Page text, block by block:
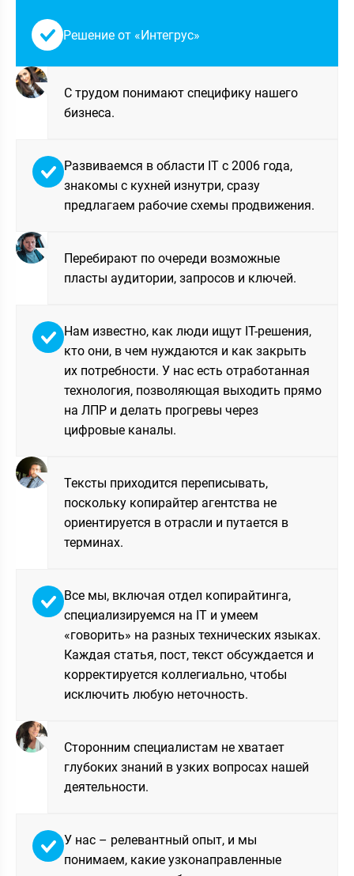
Решение от «Интегрус»
С трудом понимают специфику нашего
бизнеса.
Развиваемся в области IT с 2006 года,
знакомы с кухней изнутри, сразу
предлагаем рабочие схемы продвижения.
Перебирают по очереди возможные
пласты аудитории, запросов и ключей.
Нам известно, как люди ищут IT-решения,
кто они, в чем нуждаются и как закрыть
их потребности. У нас есть отработанная
технология, позволяющая выходить прямо
на ЛПР и делать прогревы через
цифровые каналы.
Тексты приходится переписывать,
поскольку копирайтер агентства не
ориентируется в отрасли и путается в
терминах.
Все мы, включая отдел копирайтинга,
специализируемся на IT и умеем
«говорить» на разных технических языках.
Каждая статья, пост, текст обсуждается и
корректируется коллегиально, чтобы
исключить любую неточность.
Сторонним специалистам не хватает
глубоких знаний в узких вопросах нашей
деятельности.
У нас – релевантный опыт, и мы
понимаем, какие узконаправленные